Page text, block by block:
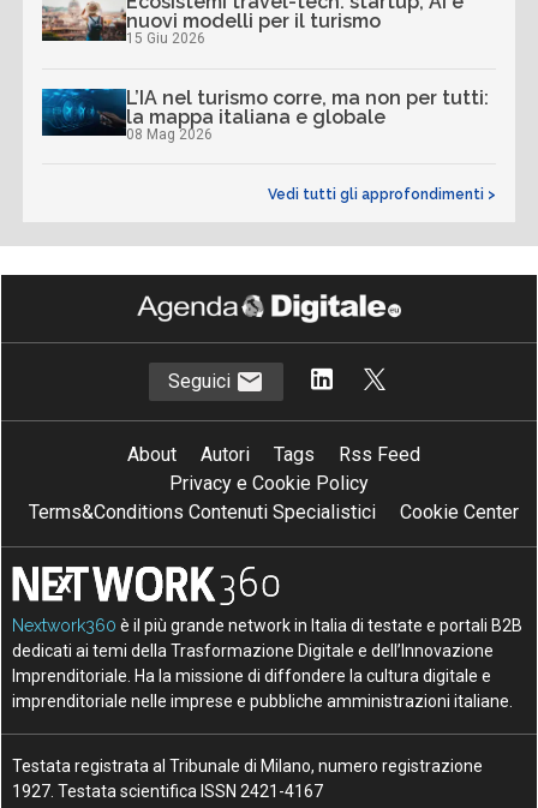
nuovi modelli per il turismo
15 Giu 2026
L’IA nel turismo corre, ma non per tutti:
la mappa italiana e globale
08 Mag 2026
Vedi tutti gli approfondimenti >
Seguici
About Autori Tags
Rss Feed
Privacy e Cookie Policy
Terms&Conditions Contenuti Specialistici
Cookie Center
Nextwork360 è il più grande network in Italia di testate e portali B2B
dedicati ai temi della Trasformazione Digitale e dell’Innovazione
Imprenditoriale. Ha la missione di diffondere la cultura digitale e
imprenditoriale nelle imprese e pubbliche amministrazioni italiane.
Testata registrata al Tribunale di Milano, numero registrazione
1927. Testata scientifica ISSN 2421-4167